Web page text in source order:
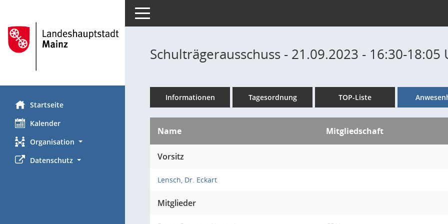
Startseite
Kalender
Organisation
Datenschutz
Toggle navigation
Schulträgerausschuss - 21.09.2023 - 16:30-18:05
Informationen Tagesordnung TOP-Liste
Name Mitgliedschaft
Vorsitz
Lensch, Dr. Eckart
Mitglieder